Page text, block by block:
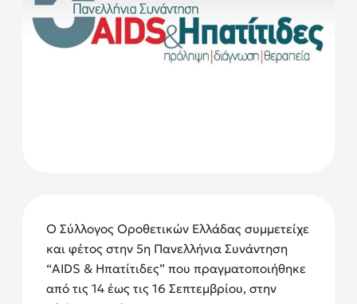
Ο Σύλλογος Οροθετικών Ελλάδας συμμετείχε
και φέτος στην 5η Πανελλήνια Συνάντηση
“AIDS & Ηπατίτιδες” που πραγματοποιήθηκε
από τις 14 έως τις 16 Σεπτεμβρίου, στην